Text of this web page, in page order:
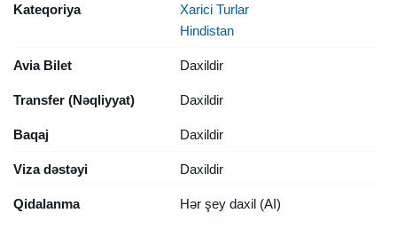
Kateqoriya
Xarici Turlar
Hindistan
Avia Bilet Daxildir
Transfer (Nəqliyyat) Daxildir
Baqaj Daxildir
Viza dəstəyi Daxildir
Qidalanma Hər şey daxil (AI)